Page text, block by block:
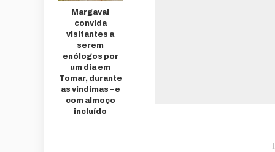
Margaval
convida
visitantes a
serem
enólogos por
um dia em
Tomar, durante
as vindimas – e
com almoço
incluído
–